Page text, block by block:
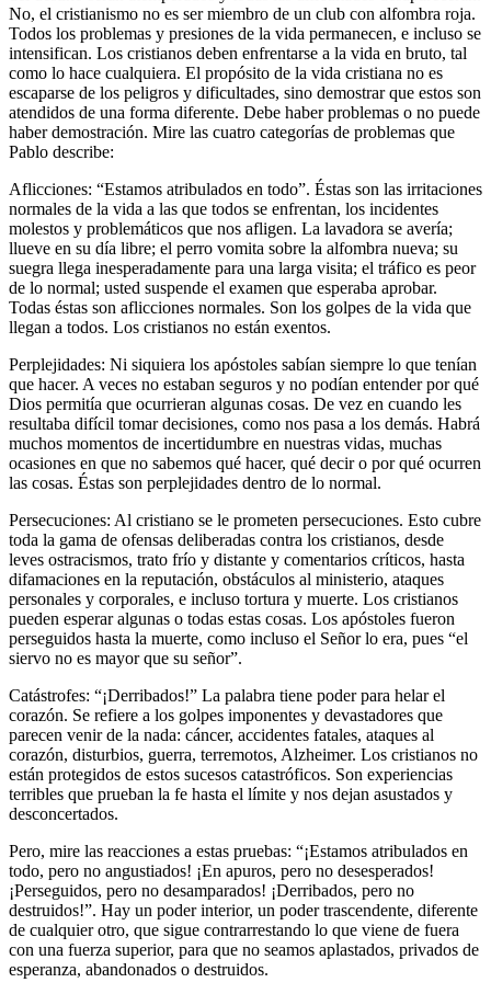
No, el cristianismo no es ser miembro de un club con alfombra roja.
Todos los problemas y presiones de la vida permanecen, e incluso se
intensifican. Los cristianos deben enfrentarse a la vida en bruto, tal
como lo hace cualquiera. El propósito de la vida cristiana no es
escaparse de los peligros y dificultades, sino demostrar que estos son
atendidos de una forma diferente. Debe haber problemas o no puede
haber demostración. Mire las cuatro categorías de problemas que
Pablo describe:
Aflicciones:
Estamos atribulados en todo . Éstas son las irritaciones
normales de la vida a las que todos se enfrentan, los incidentes
molestos y problemáticos que nos afligen. La lavadora se avería;
llueve en su día libre; el perro vomita sobre la alfombra nueva; su
suegra llega inesperadamente para una larga visita; el tráfico es peor
de lo normal; usted suspende el examen que esperaba aprobar.
Todas éstas son aflicciones normales. Son los golpes de la vida que
llegan a todos. Los cristianos no están exentos.
Perplejidades: Ni siquiera los apóstoles sabían siempre lo que tenían
que hacer. A veces no estaban seguros y no podían entender por qué
Dios permitía que ocurrieran algunas cosas. De vez en cuando les
resultaba difícil tomar decisiones, como nos pasa a los demás. Habrá
muchos momentos de incertidumbre en nuestras vidas, muchas
ocasiones en que no sabemos qué hacer, qué decir o por qué ocurren
las cosas. Éstas son perplejidades dentro de lo normal.
Persecuciones: Al cristiano se le prometen persecuciones. Esto cubre
toda la gama de ofensas deliberadas contra los cristianos, desde
leves ostracismos, trato frío y distante y comentarios críticos, hasta
difamaciones en la reputación, obstáculos al ministerio, ataques
personales y corporales, e incluso tortura y muerte. Los cristianos
pueden esperar algunas o todas estas cosas. Los apóstoles fueron
perseguidos hasta la muerte, como incluso el Señor lo era, pues
el
siervo no es mayor que su señor .
Catástrofes:
¡Derribados!
La palabra tiene poder para helar el
corazón. Se refiere a los golpes imponentes y devastadores que
parecen venir de la nada: cáncer, accidentes fatales, ataques al
corazón, disturbios, guerra, terremotos, Alzheimer. Los cristianos no
están protegidos de estos sucesos catastróficos. Son experiencias
terribles que prueban la fe hasta el límite y nos dejan asustados y
desconcertados.
Pero, mire las reacciones a estas pruebas:
¡Estamos atribulados en
todo, pero no angustiados! ¡En apuros, pero no desesperados!
¡Perseguidos, pero no desamparados! ¡Derribados, pero no
destruidos! . Hay un poder interior, un poder trascendente, diferente
de cualquier otro, que sigue contrarrestando lo que viene de fuera
con una fuerza superior, para que no seamos aplastados, privados de
esperanza, abandonados o destruidos.